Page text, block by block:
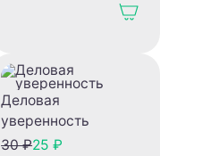
Деловая
уверенность
30 ₽25 ₽